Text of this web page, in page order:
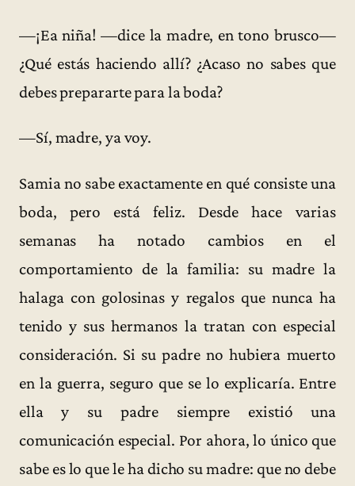
—¡Ea niña! —dice la madre, en tono brusco—
¿Qué estás haciendo allí? ¿Acaso no sabes que
debes prepararte para la boda?
—Sí, madre, ya voy.
Samia no sabe exactamente en qué consiste una
boda, pero está feliz. Desde hace varias
semanas ha notado cambios en el
comportamiento de la familia: su madre la
halaga con golosinas y regalos que nunca ha
tenido y sus hermanos la tratan con especial
consideración. Si su padre no hubiera muerto
en la guerra, seguro que se lo explicaría. Entre
ella y su padre siempre existió una
comunicación especial. Por ahora, lo único que
sabe es lo que le ha dicho su madre: que no debe